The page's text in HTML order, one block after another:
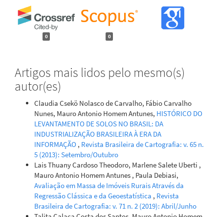
0 0
Artigos mais lidos pelo mesmo(s)
autor(es)
Claudia Csekö Nolasco de Carvalho, Fábio Carvalho
Nunes, Mauro Antonio Homem Antunes, HISTÓRICO DO
LEVANTAMENTO DE SOLOS NO BRASIL: DA
INDUSTRIALIZAÇÃO BRASILEIRA À ERA DA
INFORMAÇÃO , Revista Brasileira de Cartografia: v. 65 n.
5 (2013): Setembro/Outubro
Lais Thuany Cardoso Theodoro, Marlene Salete Uberti ,
Mauro Antonio Homem Antunes , Paula Debiasi,
Avaliação em Massa de Imóveis Rurais Através da
Regressão Clássica e da Geoestatística , Revista
Brasileira de Cartografia: v. 71 n. 2 (2019): Abril/Junho